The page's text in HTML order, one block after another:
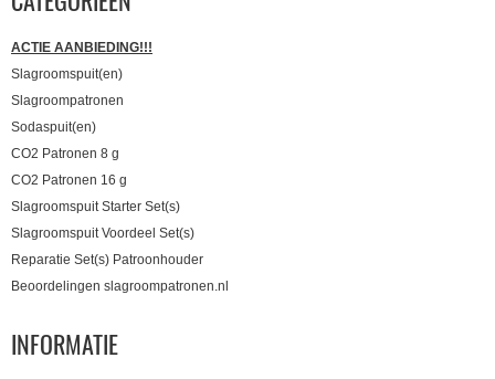
ACTIE AANBIEDING!!!
Slagroomspuit(en)
Slagroompatronen
Sodaspuit(en)
CO2 Patronen 8 g
CO2 Patronen 16 g
Slagroomspuit Starter Set(s)
Slagroomspuit Voordeel Set(s)
Reparatie Set(s) Patroonhouder
Beoordelingen slagroompatronen.nl
INFORMATIE